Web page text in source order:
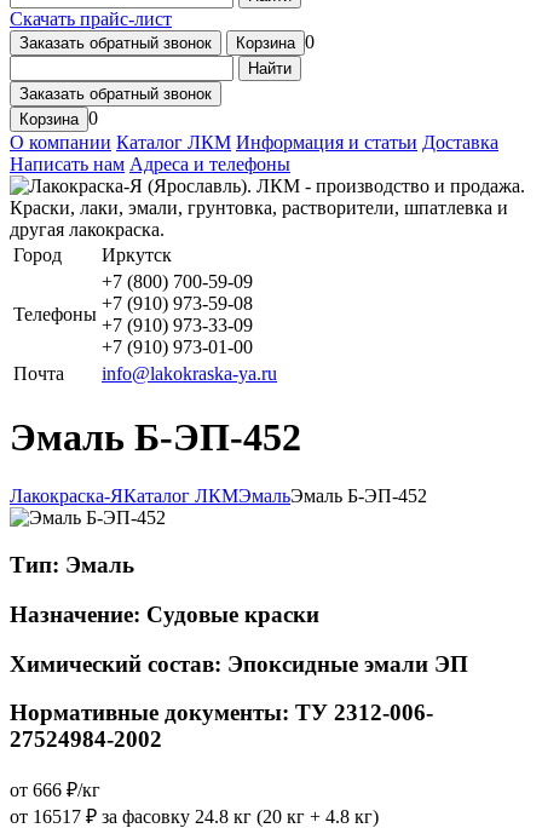
Скачать прайс-лист
Заказать обратный звонок Корзина 0
Найти
Заказать обратный звонок
Корзина 0
О компании Каталог ЛКМ Информация и статьи Доставка
Написать нам Адреса и телефоны
Город Иркутск
Телефоны
+7 (800) 700-59-09
+7 (910) 973-59-08
+7 (910) 973-33-09
+7 (910) 973-01-00
Почта
info@lakokraska-ya.ru
Эмаль Б-ЭП-452
Лакокраска-ЯКаталог ЛКМЭмальЭмаль Б-ЭП-452
Тип: Эмаль
Назначение: Судовые краски
Химический состав: Эпоксидные эмали ЭП
Нормативные документы: ТУ 2312-006-
27524984-2002
от 666 ₽/кг
от 16517 ₽ за фасовку 24.8 кг (20 кг + 4.8 кг)